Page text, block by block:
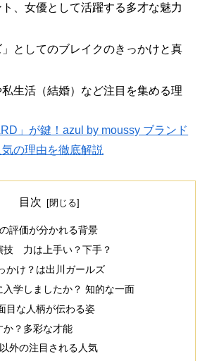
、女優として活躍する多才な魅力
」としてのブレイクのきっかけと真
生活（結婚）など注目を集める理
」が鍵！azul by moussy ブランド
の理由を徹底解説
目次
評価が分かれる背景
技 力は上手い？下手？
かけ？は出川ガールズ
入学しましたか？ 知的な一面
な人柄が伝わる姿
か？多彩な才能
外の注目される人気